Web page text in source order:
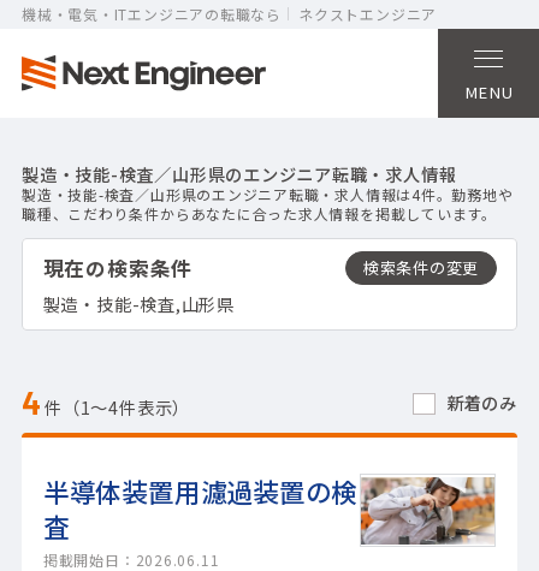
機械・電気・ITエンジニアの転職なら ネクストエンジニア
MENU
製造・技能-検査／山形県のエンジニア転職・求人情報
製造・技能-検査／山形県のエンジニア転職・求人情報は4件。勤務地や
職種、こだわり条件からあなたに合った求人情報を掲載しています。
現在の検索条件
製造・技能-検査,山形県
4件（1〜4件表示） 新着のみ
半導体装置用濾過装置の検
査
掲載開始日：2026.06.11